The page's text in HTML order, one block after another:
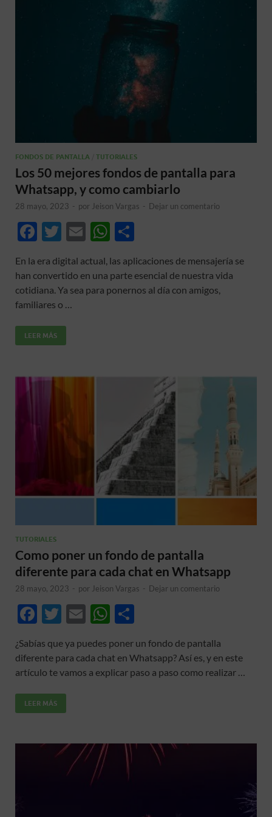
FONDOS DE PANTALLA TUTORIALES
Los 50 mejores fondos de pantalla para
Whatsapp, y como cambiarlo
28 mayo, 2023 - por Jeison Vargas - Dejar un comentario
F
e
b
o
o
k
T
itt
er
E
ail
W
at
s
m
p
En la era digital actual, las aplicaciones de mensajería se
han convertido en una parte esencial de nuestra vida
cotidiana. Ya sea para ponernos al día con amigos,
familiares o …
LEER MÁS
TUTORIALES
Como poner un fondo de pantalla
diferente para cada chat en Whatsapp
28 mayo, 2023 - por Jeison Vargas - Dejar un comentario
F
e
b
o
o
T
itt
er
E
ail
W
at
s
m
p
¿Sabías que ya puedes poner un fondo de pantalla
diferente para cada chat en Whatsapp? Así es, y en este
artículo te vamos a explicar paso a paso como realizar …
LEER MÁS